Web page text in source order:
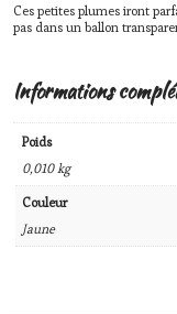
Ces petites plumes iront
pas dans un ballon
Informations
Poids
0,010 kg
Couleur
Jaune